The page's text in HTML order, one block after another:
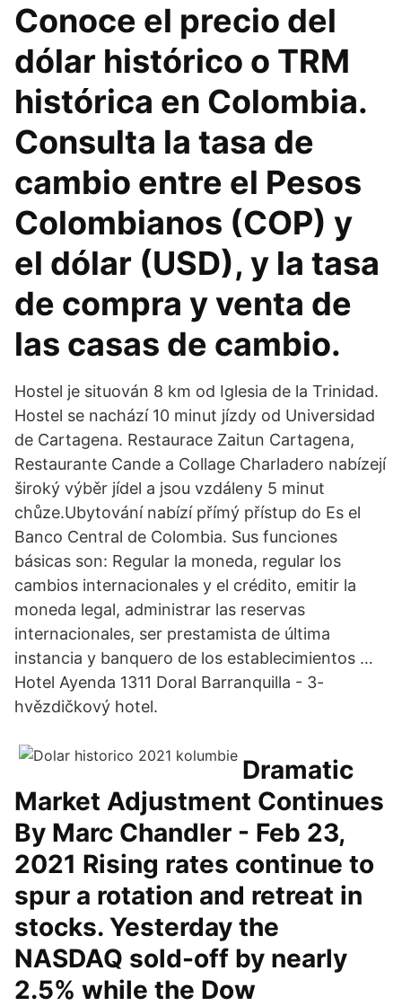
Conoce el precio del
dólar histórico o TRM
histórica en Colombia.
Consulta la tasa de
cambio entre el Pesos
Colombianos (COP) y
el dólar (USD), y la tasa
de compra y venta de
las casas de cambio.
Hostel je situován 8 km od Iglesia de la Trinidad.
Hostel se nachází 10 minut jízdy od Universidad
de Cartagena. Restaurace Zaitun Cartagena,
Restaurante Cande a Collage Charladero nabízejí
široký výběr jídel a jsou vzdáleny 5 minut
chůze.Ubytování nabízí přímý přístup do Es el
Banco Central de Colombia. Sus funciones
básicas son: Regular la moneda, regular los
cambios internacionales y el crédito, emitir la
moneda legal, administrar las reservas
internacionales, ser prestamista de última
instancia y banquero de los establecimientos …
Hotel Ayenda 1311 Doral Barranquilla - 3-
hvězdičkový hotel.
Dramatic
Market Adjustment Continues
By Marc Chandler - Feb 23,
2021 Rising rates continue to
spur a rotation and retreat in
stocks. Yesterday the
NASDAQ sold-off by nearly
2.5% while the Dow